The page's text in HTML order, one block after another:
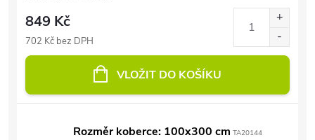
849 Kč
702 Kč bez DPH
VLOŽIT DO KOŠÍKU
Rozměr koberce: 100x300 cm TA20144